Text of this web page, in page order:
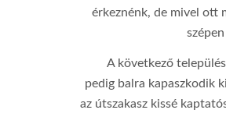
érkeznénk, de mivel ott
A következő
pedig balra kapaszkodik
az útszakasz kissé